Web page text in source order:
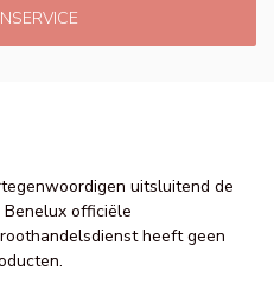
uitsluitend de
officiële
heeft geen